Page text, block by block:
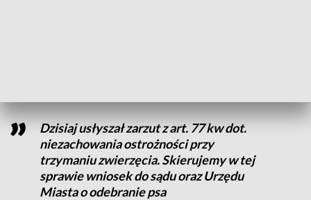
Dzisiaj usłyszał zarzut z art. 77 kw dot.
niezachowania ostrożności przy
trzymaniu zwierzęcia. Skierujemy w tej
sprawie wniosek do sądu oraz Urzędu
Miasta o odebranie psa